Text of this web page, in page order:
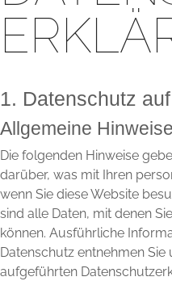
1. Datenschutz
Allgemeine Hinweise
Die folgenden Hinweise
darüber, was mit Ihren
wenn Sie diese Website
sind alle Daten, mit denen
können. Ausführliche
Datenschutz entnehmen
aufgeführten